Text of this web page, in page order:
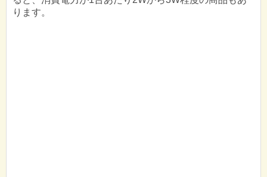
ります。